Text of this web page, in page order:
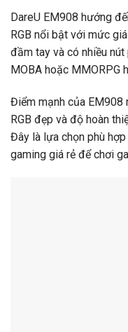
DareU EM908 hướng
RGB nổi bật với mức
đầm tay và có nhiều
MOBA hoặc MMORPG
Điểm mạnh của EM908
RGB đẹp và độ hoàn
Đây là lựa chọn phù
gaming giá rẻ để chơi